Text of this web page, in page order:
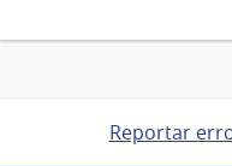
Reportar